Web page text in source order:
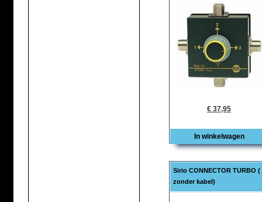
€ 37,95
In winkelwagen
Sirio CONNECTOR TURBO (
zonder kabel)